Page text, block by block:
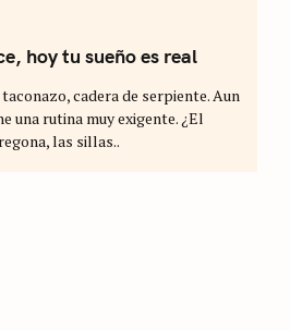
hoy tu sueño es real
cadera de serpiente. Aun
una rutina muy exigente. ¿El
las sillas..